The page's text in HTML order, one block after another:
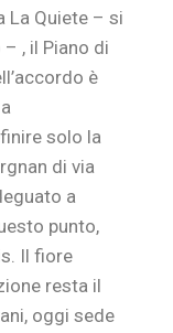
La Quiete – si
, il Piano di
è
solo la
di via
a
punto,
Il fiore
resta il
oggi sede